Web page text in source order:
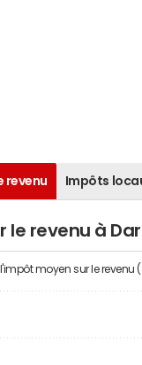
revenu Impôts
le revenu à
moyen sur le revenu